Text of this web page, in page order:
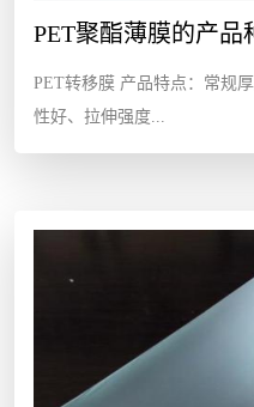
PET聚酯薄膜的产品
PET转移膜 产品特点：常规
性好、拉伸强度...